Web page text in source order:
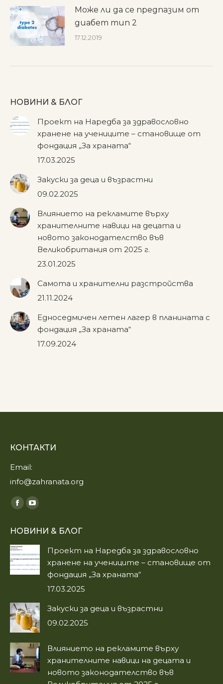
Може ли да се предпазим от
диабет тип 2
17.12.2019
НОВИНИ & БЛОГ
Проект на Наредба за здравословно
хранене на учениците – становище от
фондация „За храната“
17.03.2025
Закуски за деца и възрастни
09.02.2025
Влиянието на рекламите върху
хранителните навици на децата и
новото законодателство във
Великобритания от 2025 г.
23.01.2025
Самота и хранителни разстройства
21.11.2024
Едноседмичен летен лагер в планината с
фондация „За храната“
17.09.2024
КОНТАКТИ
Email:
info@zahranata.org
Find us on:
Facebook
opens
in
new
window
YouTube
opens
in
new
window
НОВИНИ & БЛОГ
Проект на Наредба за здравословно
хранене на учениците – становище от
фондация „За храната“
17.03.2025
Закуски за деца и възрастни
09.02.2025
Влиянието на рекламите върху
хранителните навици на децата и
новото законодателство във